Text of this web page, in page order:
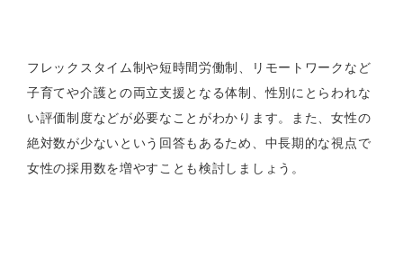
フレックスタイム制や短時間労働制、リモートワークなど
子育てや介護との両立支援となる体制、性別にとらわれな
い評価制度などが必要なことがわかります。また、女性の
絶対数が少ないという回答もあるため、中長期的な視点で
女性の採用数を増やすことも検討しましょう。